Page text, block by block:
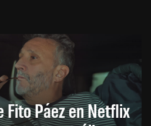
Fito Páez en Netflix